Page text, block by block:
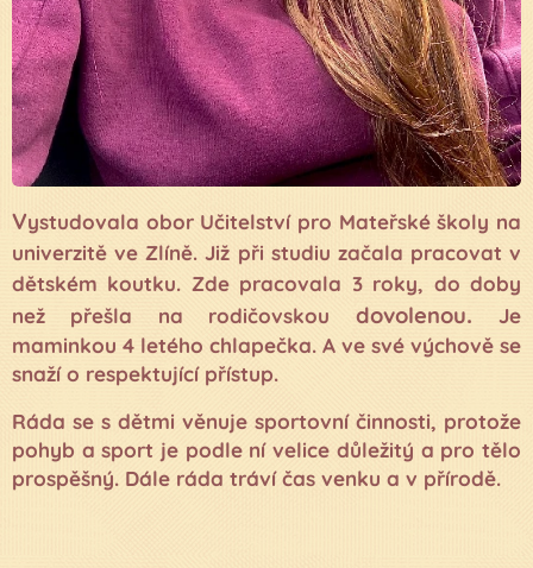
Vystudovala obor Učitelství pro Mateřské školy na
univerzitě ve Zlíně. Již při studiu začala pracovat v
dětském koutku. Zde pracovala 3 roky, do doby
než přešla na rodičovskou dovolenou.Je
maminkou 4 letého chlapečka. A ve své výchově se
snaží o respektující přístup.
Ráda se s dětmi věnuje sportovní činnosti, protože
pohyb a sport je podle ní velice důležitý a pro tělo
prospěšný. Dále ráda tráví čas venku a v přírodě.